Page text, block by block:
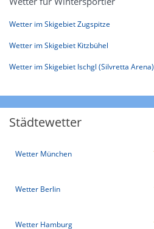
Wetter im Skigebiet Zugspitze
Wetter im Skigebiet Kitzbühel
Wetter im Skigebiet Ischgl (Silvretta Arena)
Städtewetter
Wetter München
Wetter Berlin
Wetter Hamburg